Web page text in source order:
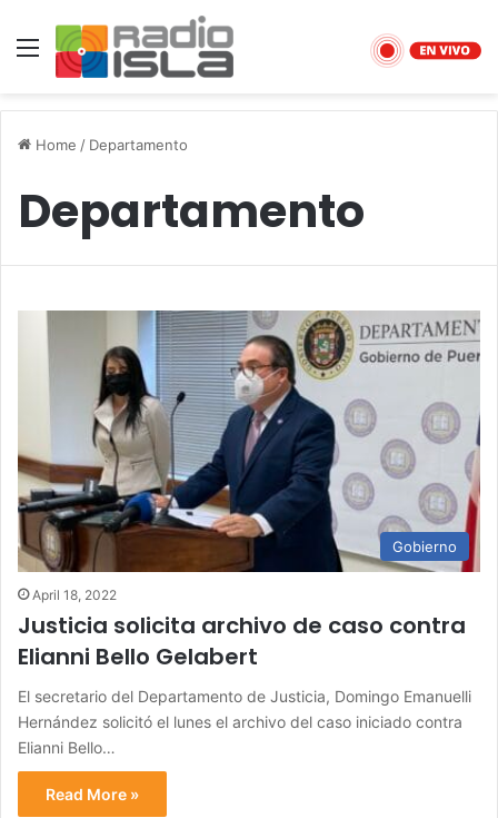
Menu
Home / Departamento
Departamento
Gobierno
April 18, 2022
Justicia solicita archivo de caso contra
Elianni Bello Gelabert
El secretario del Departamento de Justicia, Domingo Emanuelli
Hernández solicitó el lunes el archivo del caso iniciado contra
Elianni Bello…
Read More »